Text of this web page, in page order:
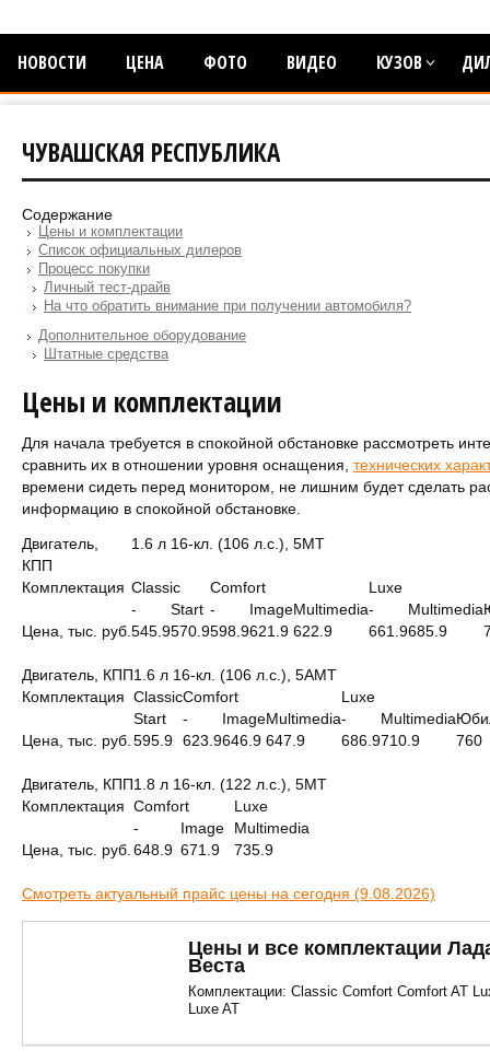
НОВОСТИ ЦЕНА ФОТО ВИДЕО КУЗОВ
ЧУВАШСКАЯ РЕСПУБЛИКА
Содержание
Цены и комплектации
Список официальных дилеров
Процесс покупки
Личный тест-драйв
На что обратить внимание при получении автомобиля?
Дополнительное оборудование
Штатные средства
Цены и комплектации
Для начала требуется в спокойной обстановке рассмотреть
сравнить их в отношении уровня оснащения, технических
времени сидеть перед монитором, не лишним будет сделать
информацию в спокойной обстановке.
Двигатель,
КПП
1.6 л 16-кл. (106 л.с.), 5МТ
Комплектация Classic Comfort
Luxe
-
Start - ImageMultimedia- Multimedia
Цена, тыс. руб. 545.9570.9598.9621.9 622.9 661.9685.9
Двигатель, КПП1.6 л 16-кл. (106 л.с.), 5АМТ
Комплектация ClassicComfort
Luxe
Start
- ImageMultimedia- Multimedia
Цена, тыс. руб. 595.9 623.9646.9 647.9 686.9710.9 760
Двигатель, КПП1.8 л 16-кл. (122 л.с.), 5МТ
Комплектация Comfort
Luxe
-
Image
Multimedia
Цена, тыс. руб. 648.9 671.9 735.9
Смотреть актуальный прайс цены на сегодня (9.08.2026)
Цены и все комплектации
Веста
Комплектации: Сlassic Comfort Comfort AT
Luxe AT